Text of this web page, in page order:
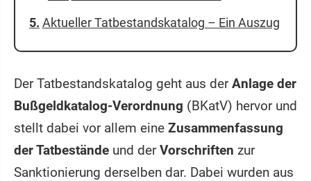
Aktueller Tatbestandskatalog – Ein Auszug
Der Tatbestandskatalog geht aus derAnlage der
Bußgeldkatalog-Verordnung (BKatV) hervor und
stellt dabei vor allem eine Zusammenfassung
der Tatbestände und derVorschriften zur
Sanktionierung derselben dar. Dabei wurden aus